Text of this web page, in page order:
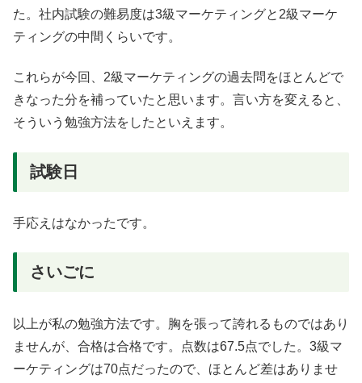
た。社内試験の難易度は3級マーケティングと2級マーケ
ティングの中間くらいです。
これらが今回、2級マーケティングの過去問をほとんどで
きなった分を補っていたと思います。言い方を変えると、
そういう勉強方法をしたといえます。
試験日
手応えはなかったです。
さいごに
以上が私の勉強方法です。胸を張って誇れるものではあり
ませんが、合格は合格です。点数は67.5点でした。3級マ
ーケティングは70点だったので、ほとんど差はありませ